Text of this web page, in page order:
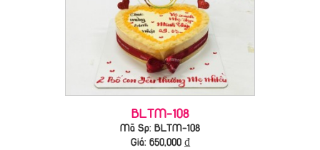
BLTM-108
Mã Sp: BLTM-108
Giá: 650,000₫